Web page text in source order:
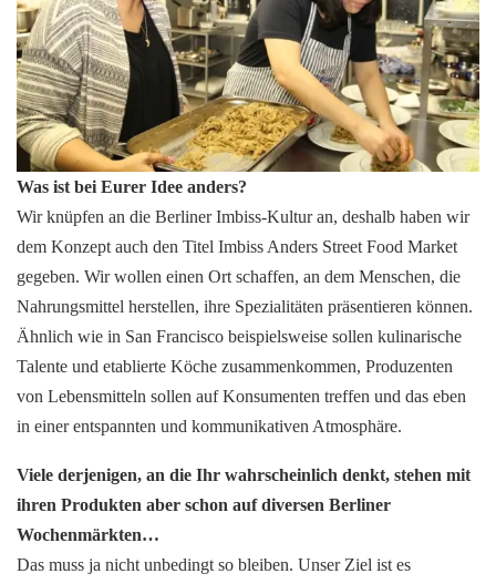
Was ist bei Eurer Idee anders?
Wir knüpfen an die Berliner Imbiss-Kultur an, deshalb haben wir
dem Konzept auch den Titel Imbiss Anders Street Food Market
gegeben. Wir wollen einen Ort schaffen, an dem Menschen, die
Nahrungsmittel herstellen, ihre Spezialitäten präsentieren können.
Ähnlich wie in San Francisco beispielsweise sollen kulinarische
Talente und etablierte Köche zusammenkommen, Produzenten
von Lebensmitteln sollen auf Konsumenten treffen und das eben
in einer entspannten und kommunikativen Atmosphäre.
Viele derjenigen, an die Ihr wahrscheinlich denkt, stehen mit
ihren Produkten aber schon auf diversen Berliner
Wochenmärkten…
Das muss ja nicht unbedingt so bleiben. Unser Ziel ist es